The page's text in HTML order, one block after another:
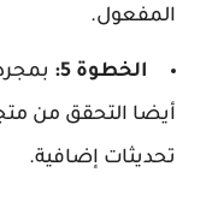
المفعول.
الخطوة 5:
تحديثات إضافية.